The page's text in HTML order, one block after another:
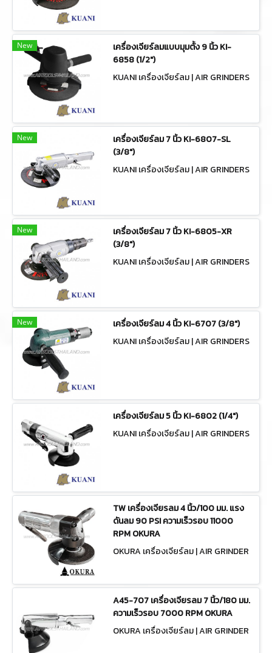
New
เครื่องเจียร์ลมแบบมุมตั้ง 9 นิ้ว KI-
6858 (1/2")
KUANI เครื่องเจียร์ลม | AIR GRINDERS
New
เครื่องเจียร์ลม 7 นิ้ว KI-6807-SL
(3/8")
KUANI เครื่องเจียร์ลม | AIR GRINDERS
New
เครื่องเจียร์ลม 7 นิ้ว KI-6805-XR
(3/8")
KUANI เครื่องเจียร์ลม | AIR GRINDERS
New
เครื่องเจียร์ลม 4 นิ้ว KI-6707 (3/8")
KUANI เครื่องเจียร์ลม | AIR GRINDERS
เครื่องเจียร์ลม 5 นิ้ว KI-6802 (1/4")
KUANI เครื่องเจียร์ลม | AIR GRINDERS
TW เครื่องเจียรลม 4 นิ้ว/100 มม. แรง
ดันลม 90 PSI ความเร็วรอบ 11000
RPM OKURA
OKURA เครื่องเจียร์ลม | AIR GRINDER
A45-707 เครื่องเจียรลม 7 นิ้ว/180 มม.
ความเร็วรอบ 7000 RPM OKURA
OKURA เครื่องเจียร์ลม | AIR GRINDER